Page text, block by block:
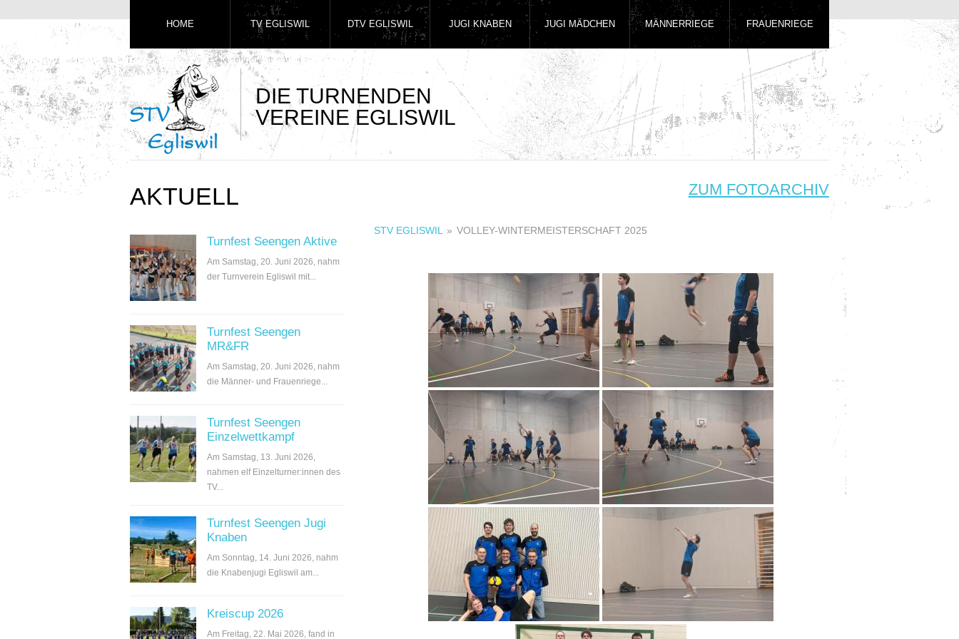
DIE TURNENDEN
VEREINE EGLISWIL
HOME TV EGLISWIL DTV EGLISWIL JUGI KNABEN JUGI MÄDCHEN MÄNNERRIEGE FRAUENRIEGE
AKTUELL
Turnfest Seengen Aktive
Am Samstag, 20. Juni 2026, nahm
der Turnverein Egliswil mit...
Turnfest Seengen
MR&FR
Am Samstag, 20. Juni 2026, nahm
die Männer- und Frauenriege...
Turnfest Seengen
Einzelwettkampf
Am Samstag, 13. Juni 2026,
nahmen elf Einzelturner:innen des
TV...
Turnfest Seengen Jugi
Knaben
Am Sonntag, 14. Juni 2026, nahm
die Knabenjugi Egliswil am...
Kreiscup 2026
Am Freitag, 22. Mai 2026, fand in
ZUM FOTOARCHIV
STV EGLISWIL » VOLLEY-WINTERMEISTERSCHAFT 2025